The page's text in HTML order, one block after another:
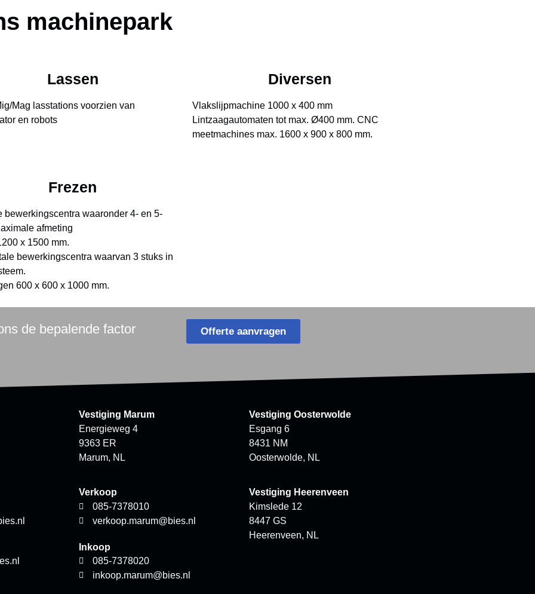
machinepark
Lassen
Mag lasstations voorzien van
en robots
Diversen
Vlakslijpmachine 1000 x 400 mm
Lintzaagautomaten tot max. Ø400 mm. CNC
meetmachines max. 1600 x 900 x 800 mm.
Frezen
bewerkingscentra waaronder 4- en 5-
afmeting
x 1500 mm.
bewerkingscentra waarvan 3 stuks in
600 x 600 x 1000 mm.
de bepalende factor Offerte aanvragen
Vestiging Marum
Energieweg 4
9363 ER
Marum, NL
Verkoop
085-7378010
verkoop.marum@bies.nl
Inkoop
085-7378020
inkoop.marum@bies.nl
Vestiging Oosterwolde
Esgang 6
8431 NM
Oosterwolde, NL
Vestiging Heerenveen
Kimslede 12
8447 GS
Heerenveen, NL